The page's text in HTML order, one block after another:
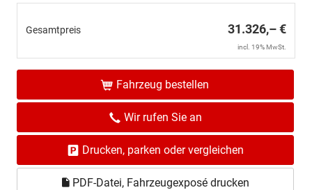
Gesamtpreis 31.326,– €
incl. 19% MwSt.
Fahrzeug bestellen
Wir rufen Sie an
Drucken, parken oder vergleichen
PDF-Datei, Fahrzeugexposé drucken